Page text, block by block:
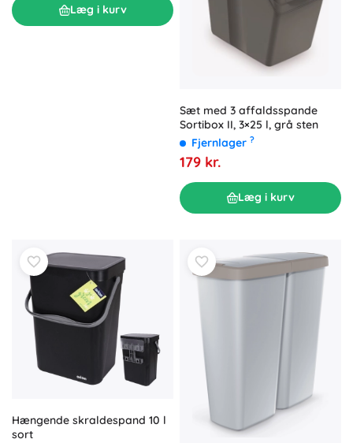
Læg i kurv
Sæt med 3 affaldsspande
Sortibox II, 3×25 l, grå sten
Fjernlager ?
179 kr.
Læg i kurv
Hængende skraldespand 10 l
sort